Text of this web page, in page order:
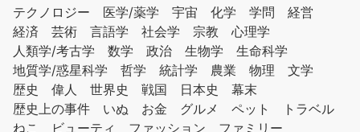
テクノロジー
医学/薬学 宇宙 化学 学問
経営
経済
芸術 言語学 社会学 宗教
心理学
人類学/考古学
数学 政治 生物学
生命科学
地質学/惑星科学
哲学 統計学 農業 物理
文学
歴史
偉人 世界史 戦国 日本史
幕末
歴史上の事件
いぬ お金 グルメ ペット
トラベル
ねこ
ビューティ ファッション
ファミリー